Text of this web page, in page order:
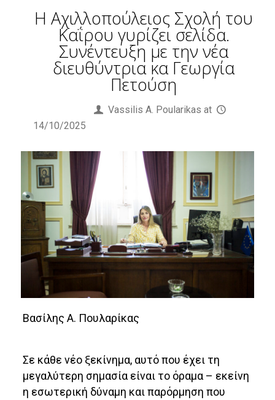
Η Αχιλλοπούλειος Σχολή του
Καΐρου γυρίζει σελίδα.
Συνέντευξη με την νέα
διευθύντρια κα Γεωργία
Πετούση
Vassilis Α. Poularikas at
14/10/2025
Βασίλης Α. Πουλαρίκας
Σε κάθε νέο ξεκίνημα, αυτό που έχει τη
μεγαλύτερη σημασία είναι το όραμα – εκείνη
η εσωτερική δύναμη και παρόρμηση που